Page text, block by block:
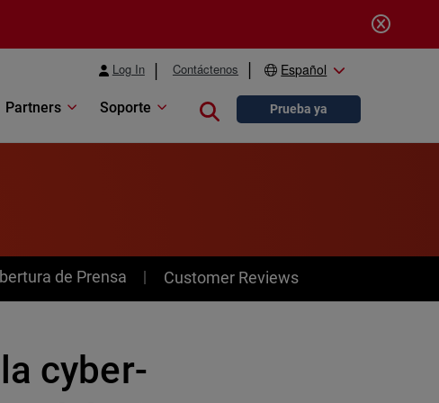
Log In Contáctenos Español
Partners Soporte Close searchPrueba ya
de Prensa Customer Reviews
cyber-